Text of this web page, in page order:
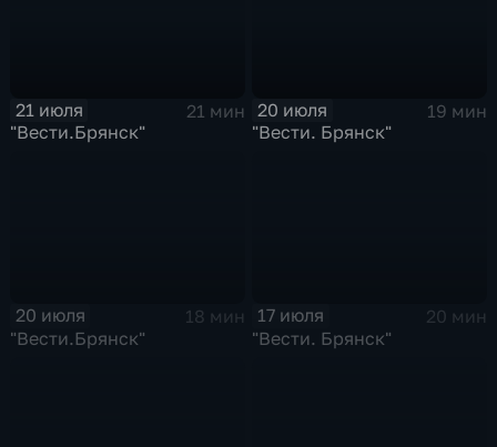
21 июля
21 мин
"Вести.Брянск"
20 июля
19 мин
"Вести. Брянск"
20 июля
18 мин
"Вести.Брянск"
17 июля
20 мин
"Вести. Брянск"